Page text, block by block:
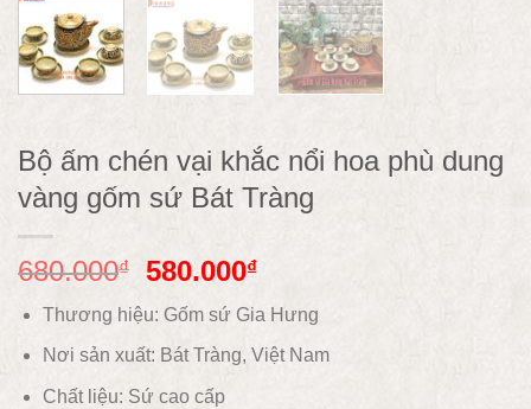
Bộ ấm chén vại khắc nổi hoa phù dung
vàng gốm sứ Bát Tràng
680.000₫ 580.000₫
Thương hiệu: Gốm sứ Gia Hưng
Nơi sản xuất: Bát Tràng, Việt Nam
Chất liệu: Sứ cao cấp